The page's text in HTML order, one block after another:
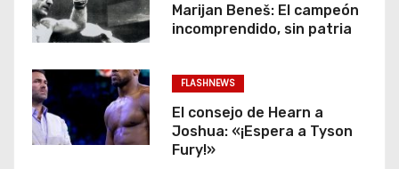
Marijan Beneš: El campeón
incomprendido, sin patria
FLASHNEWS
El consejo de Hearn a
Joshua: «¡Espera a Tyson
Fury!»